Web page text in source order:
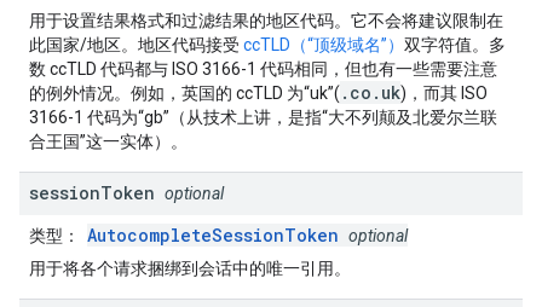
用于设置结果格式和过滤结果的地区代码。它不会将建议限制在
此国家/地区。地区代码接受 ccTLD（“顶级域名”） 双字符值。多
数 ccTLD 代码都与 ISO 3166-1 代码相同，但也有一些需要注意
的例外情况。例如，英国的 ccTLD 为“uk”( .co.uk)，而其 ISO
3166-1 代码为“gb”（从技术上讲，是指“大不列颠及北爱尔兰联
合王国”这一实体）。
sessionToken optional
类型 ： AutocompleteSessionToken optional
用于将各个请求捆绑到会话中的唯一引用。